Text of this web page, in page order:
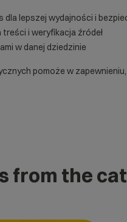
dla lepszej wydajności i
i weryfikacja źródeł
w danej dziedzinie
pomoże w
from the